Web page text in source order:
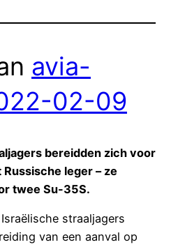
avia-
02-09
bereidden zich voor
leger – ze
twee Su-35S.
straaljagers
van een aanval op